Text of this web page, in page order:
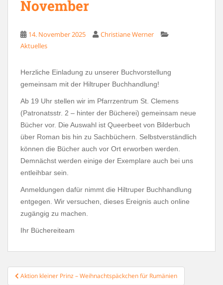
November
14. November 2025
Christiane Werner
Aktuelles
Herzliche Einladung zu unserer Buchvorstellung
gemeinsam mit der Hiltruper Buchhandlung!
Ab 19 Uhr stellen wir im Pfarrzentrum St. Clemens
(Patronatsstr. 2 – hinter der Bücherei) gemeinsam neue
Bücher vor. Die Auswahl ist Queerbeet von Bilderbuch
über Roman bis hin zu Sachbüchern. Selbstverständlich
können die Bücher auch vor Ort erworben werden.
Demnächst werden einige der Exemplare auch bei uns
entleihbar sein.
Anmeldungen dafür nimmt die Hiltruper Buchhandlung
entgegen. Wir versuchen, dieses Ereignis auch online
zugängig zu machen.
Ihr Büchereiteam
Beitragsnavigation
Aktion kleiner Prinz – Weihnachtspäckchen für Rumänien